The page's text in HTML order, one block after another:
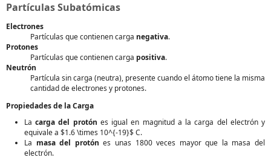
Partículas Subatómicas
Electrones
Partículas que contienen carga negativa.
Protones
Partículas que contienen carga positiva.
Neutrón
Partícula sin carga (neutra), presente cuando el átomo tiene la misma
cantidad de electrones y protones.
Propiedades de la Carga
Lacarga del protón es igual en magnitud a la carga del electrón y
equivale a $1.6 \times 10^{-19}$ C.
La masa del protón es unas 1800 veces mayor que la masa del
electrón.